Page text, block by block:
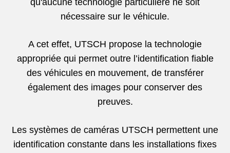
nécessaire sur le véhicule.
A cet effet, UTSCH propose la technologie
appropriée qui permet outre l’identification fiable
des véhicules en mouvement, de transférer
également des images pour conserver des
preuves.
Les systèmes de caméras UTSCH permettent une
identification constante dans les installations fixes